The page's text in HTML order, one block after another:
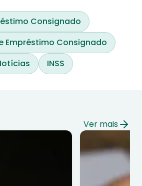
Consignado
Empréstimo Consignado
INSS
Ver mais